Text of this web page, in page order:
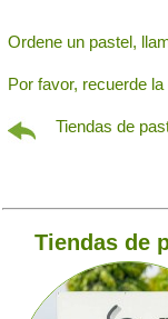
Ordene un pastel,
Por favor, recuerde
Tiendas de
Tiendas de